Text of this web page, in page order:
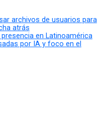
archivos de usuarios para
atrás
en Latinoamérica
por IA y foco en el